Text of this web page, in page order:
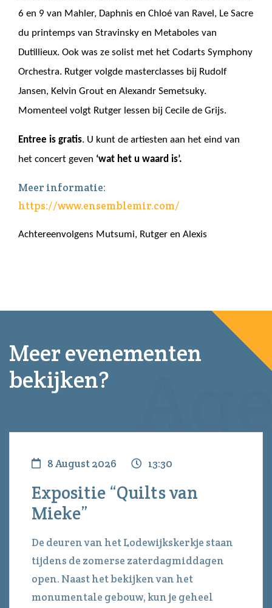
6 en 9 van Mahler, Daphnis en Chloé van Ravel, Le Sacre
du printemps van Stravinsky en Metaboles van
Dutillieux. Ook was ze solist met het Codarts Symphony
Orchestra. Rutger volgde masterclasses bij Rudolf
Jansen, Kelvin Grout en Alexandr Semetsuky.
Momenteel volgt Rutger lessen bij Cecile de Grijs.
Entree is gratis. U kunt de artiesten aan het eind van
het concert geven ‘wat het u waard is’.
Meer informatie:
https://www.ensemblemir.com/
Achtereenvolgens Mutsumi, Rutger en Alexis
Meer evenementen
bekijken?
8 August 2026 13:30
Expositie “Quilts van
Mieke”
De deuren van het Lodewijkskerkje staan
tijdens de zomerse zaterdagmiddagen
open. Naast het bekijken van het
monumentale gebouw, kun je geheel